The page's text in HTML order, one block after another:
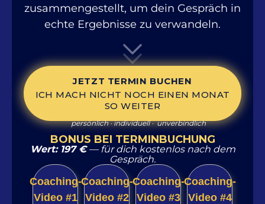
zusammengestellt, um dein Gespräch in
echte Ergebnisse zu verwandeln.
JETZT TERMIN BUCHEN
ICH MACH NICHT NOCH EINEN MONAT
SO WEITER
persönlich · individuell · unverbindlich
BONUS BEI TERMINBUCHUNG
Wert: 197 €— für dich kostenlos nach dem
Gespräch.
Coaching-
Video #1
Coaching-
Video #2
Coaching-
Video #3
Coaching-
Video #4